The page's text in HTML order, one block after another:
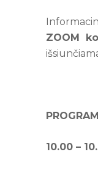
ZOOM
10.00 –